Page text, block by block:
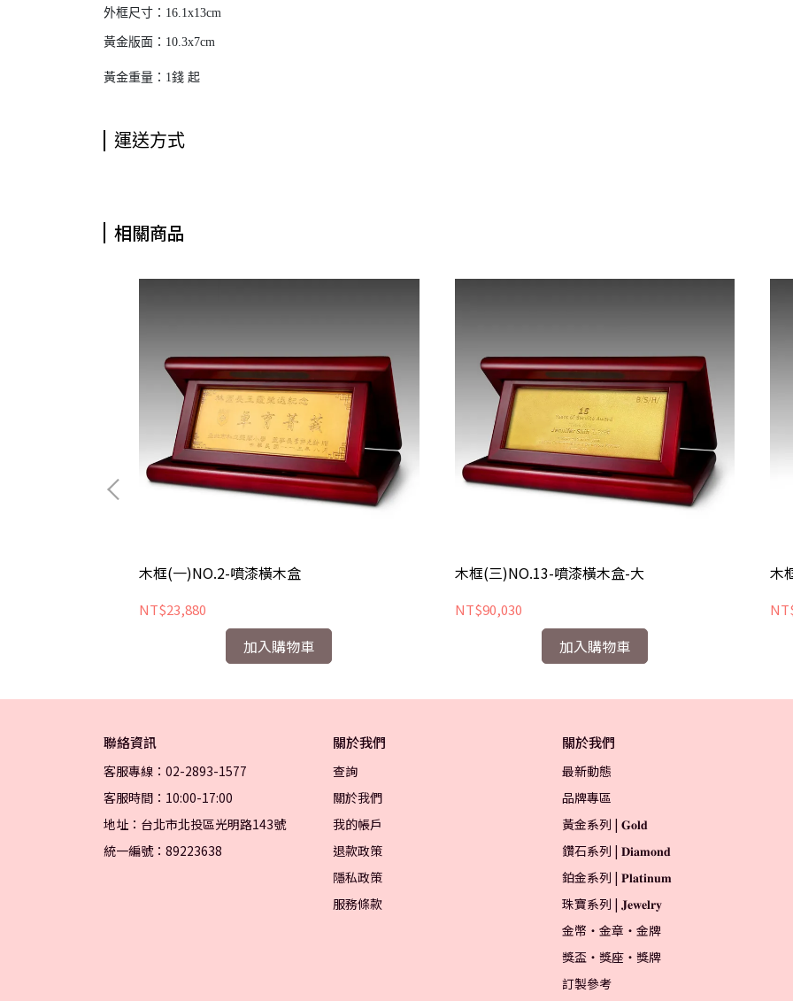
外框尺寸：16.1x13cm
黃金版面：10.3x7cm
黃金重量：1錢 起
運送方式
相關商品
木框(一)NO.2-噴漆橫木盒
NT$23,880
加入購物車
木框(三)NO.13-噴漆橫木盒-大
NT$90,030
加入購物車
木
聯絡資訊
客服專線：02-2893-1577
客服時間：10:00-17:00
地址：台北市北投區光明路143號
統一編號：89223638
關於我們
查詢
關於我們
我的帳戶
退款政策
隱私政策
服務條款
關於我們
最新動態
品牌專區
黃金系列 | 𝐆𝐨𝐥𝐝
鑽石系列 | 𝐃𝐢𝐚𝐦𝐨𝐧𝐝
鉑金系列 | 𝐏𝐥𝐚𝐭𝐢𝐧𝐮𝐦
珠寶系列 | 𝐉𝐞𝐰𝐞𝐥𝐫𝐲
金幣・金章・金牌
獎盃・獎座・獎牌
訂製參考